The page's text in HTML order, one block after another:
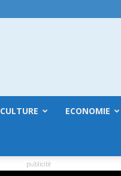
GuineeConakry.online
CULTURE ECONOMIE
publicité